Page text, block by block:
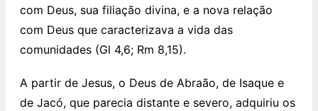
com Deus, sua filiação divina, e a nova relação
com Deus que caracterizava a vida das
comunidades (Gl 4,6; Rm 8,15).
A partir de Jesus, o Deus de Abraão, de Isaque e
de Jacó, que parecia distante e severo, adquiriu os